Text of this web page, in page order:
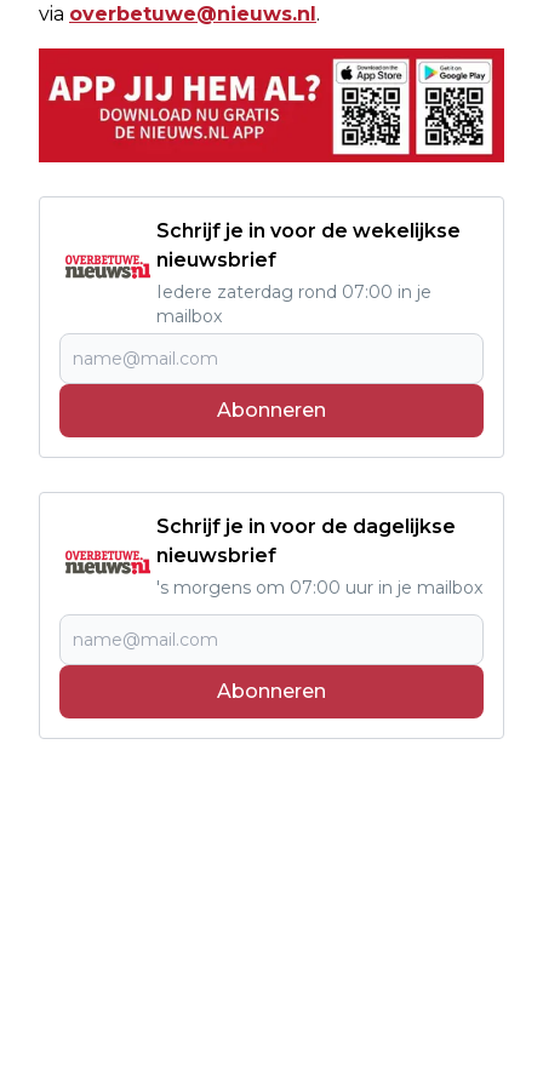
via overbetuwe@nieuws.nl.
Schrijf je in voor de wekelijkse
nieuwsbrief
Iedere zaterdag rond 07:00 in je
mailbox
Abonneren
Schrijf je in voor de dagelijkse
nieuwsbrief
's morgens om 07:00 uur in je mailbox
Abonneren